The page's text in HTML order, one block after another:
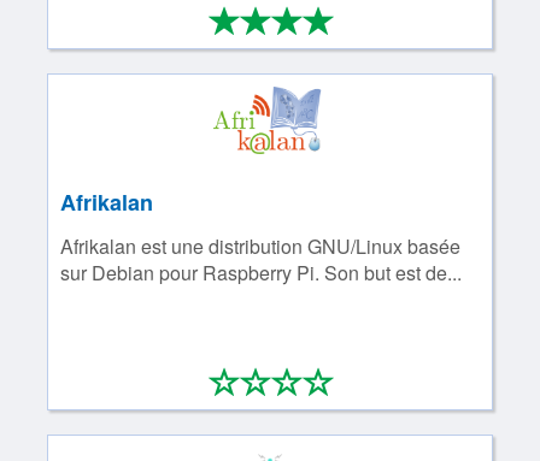
****
4/4
Afrikalan
Afrikalan est une distribution GNU/Linux basée
sur Debian pour Raspberry Pi. Son but est de...
****
0/4